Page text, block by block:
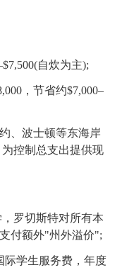
自炊为主);
，节省约$7,000–
、波士顿等东海岸
为控制总支出提供现
罗切斯特对所有本
付额外"州外溢价";
学生服务费，年度